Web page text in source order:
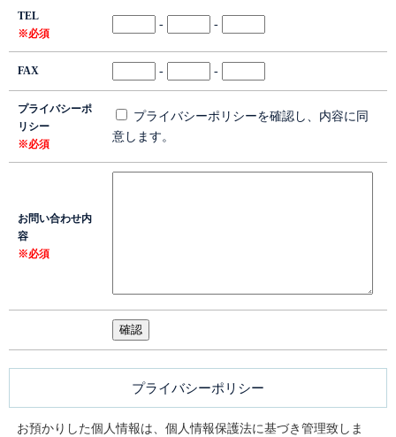
TEL
※必須
- -
FAX - -
プライバシーポ
リシー
※必須
プライバシーポリシーを確認し、内容に同
意します。
お問い合わせ内
容
※必須
プライバシーポリシー
お預かりした個人情報は、個人情報保護法に基づき管理致しま